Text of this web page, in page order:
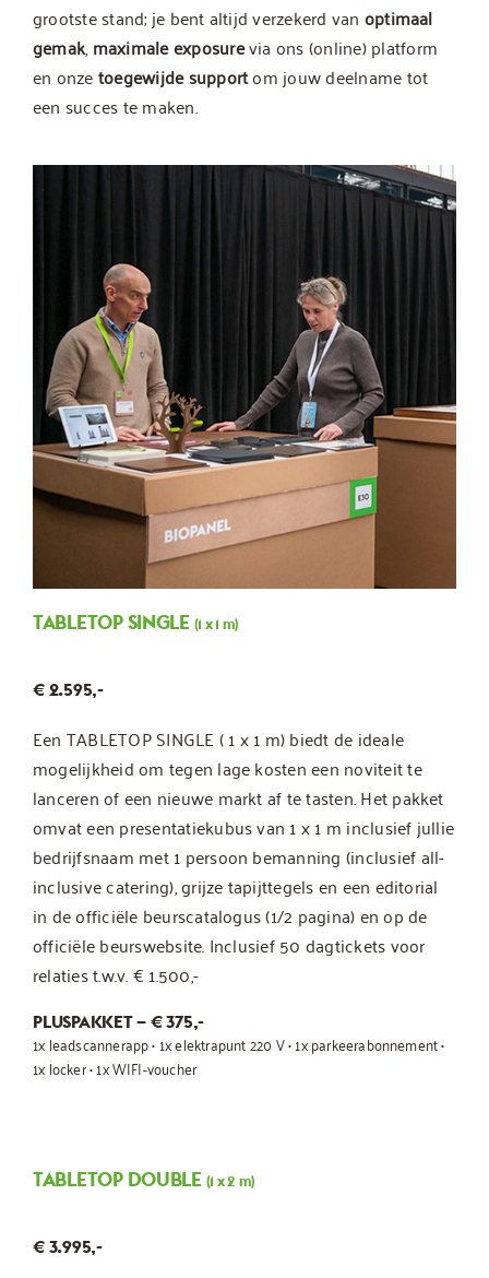
grootste stand; je bent altijd verzekerd van optimaal
gemak, maximale exposurevia ons (online) platform
en onzetoegewijde supportom jouw deelname tot
een succes te maken.
TABLETOP SINGLE (1 x 1 m)
€ 2.595,-
Een TABLETOP SINGLE ( 1 x 1 m) biedt de ideale
mogelijkheid om tegen lage kosten een noviteit te
lanceren of een nieuwe markt af te tasten. Het pakket
omvat een presentatiekubus van 1 x 1 m inclusief jullie
bedrijfsnaam met 1 persoon bemanning (inclusief all-
inclusive catering), grijze tapijttegels en een editorial
in de officiële beurscatalogus (1/2 pagina) en op de
officiële beurswebsite. Inclusief 50 dagtickets voor
relaties t.w.v. € 1.500,-
PLUSPAKKET – € 375,-
1x leadscannerapp • 1x elektrapunt 220 V • 1x parkeerabonnement •
1x locker • 1x WIFI-voucher
TABLETOP DOUBLE (1 x 2 m)
€ 3.995,-